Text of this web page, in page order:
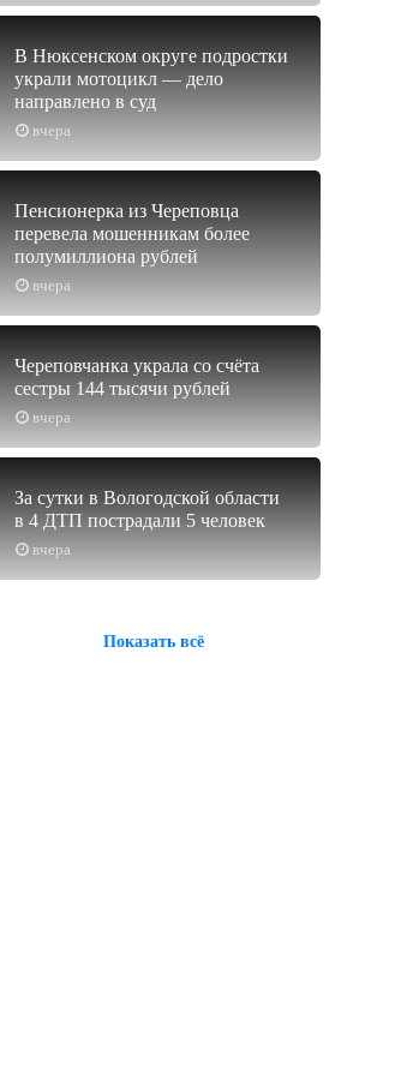
вчера
В Нюксенском округе подростки
украли мотоцикл — дело
направлено в суд
вчера
Пенсионерка из Череповца
перевела мошенникам более
полумиллиона рублей
вчера
Череповчанка украла со счёта
сестры 144 тысячи рублей
вчера
За сутки в Вологодской области
в 4 ДТП пострадали 5 человек
Показать всё